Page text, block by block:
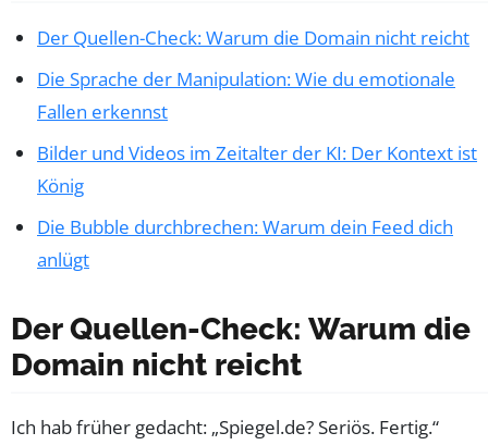
Der Quellen-Check: Warum die Domain nicht reicht
Die Sprache der Manipulation: Wie du emotionale
Fallen erkennst
Bilder und Videos im Zeitalter der KI: Der Kontext ist
König
Die Bubble durchbrechen: Warum dein Feed dich
anlügt
Der Quellen-Check: Warum die
Domain nicht reicht
Ich hab früher gedacht: „Spiegel.de? Seriös. Fertig.“